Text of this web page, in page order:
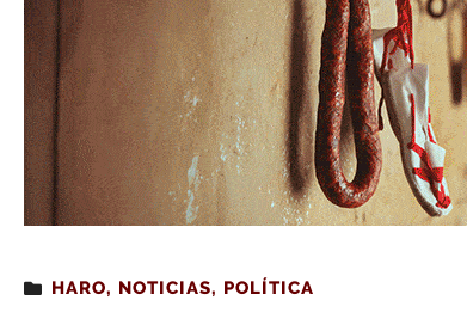
Estás leyendo: Cs Haro dice que apoya la pasarela
HARO, NOTICIAS, POLÍTICA